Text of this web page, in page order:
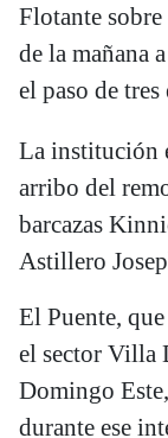
Flotante
de la mañana
el paso de tres
La institución
arribo del
barcazas
Astillero
El Puente,
el sector Villa
Domingo
durante ese